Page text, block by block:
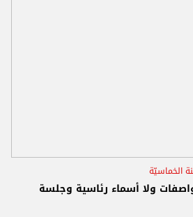
الخماسيّة
ولا أسماء رئاسية وجلسة